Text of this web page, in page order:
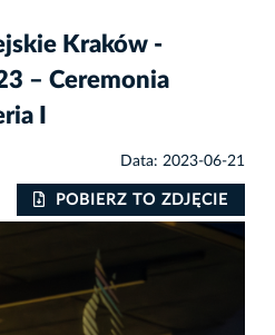
Kraków -
– Ceremonia
I
Data: 2023-06-21
POBIERZ TO ZDJĘCIE